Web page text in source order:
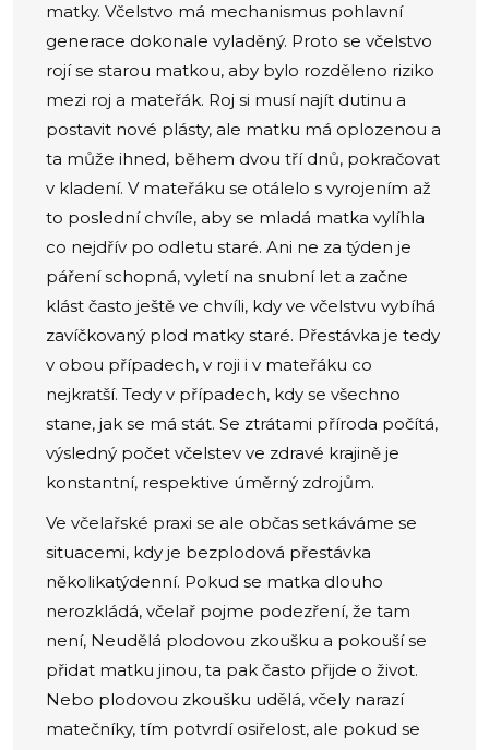
matky. Včelstvo má mechanismus pohlavní
generace dokonale vyladěný. Proto se včelstvo
rojí se starou matkou, aby bylo rozděleno riziko
mezi roj a mateřák. Roj si musí najít dutinu a
postavit nové plásty, ale matku má oplozenou a
ta může ihned, během dvou tří dnů, pokračovat
v kladení. V mateřáku se otálelo s vyrojením až
to poslední chvíle, aby se mladá matka vylíhla
co nejdřív po odletu staré. Ani ne za týden je
páření schopná, vyletí na snubní let a začne
klást často ještě ve chvíli, kdy ve včelstvu vybíhá
zavíčkovaný plod matky staré. Přestávka je tedy
v obou případech, v roji i v mateřáku co
nejkratší. Tedy v případech, kdy se všechno
stane, jak se má stát. Se ztrátami příroda počítá,
výsledný počet včelstev ve zdravé krajině je
konstantní, respektive úměrný zdrojům.
Ve včelařské praxi se ale občas setkáváme se
situacemi, kdy je bezplodová přestávka
několikatýdenní. Pokud se matka dlouho
nerozkládá, včelař pojme podezření, že tam
není, Neudělá plodovou zkoušku a pokouší se
přidat matku jinou, ta pak často přijde o život.
Nebo plodovou zkoušku udělá, včely narazí
matečníky, tím potvrdí osiřelost, ale pokud se